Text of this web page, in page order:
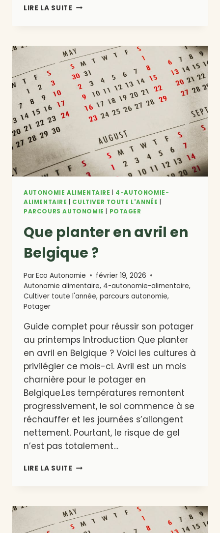
LIRE LA SUITE QUEL
UN
POTAGER
EN
BELGIQUE
AUTONOMIE ALIMENTAIRE
4-AUTONOMIE-
ALIMENTAIRE
CULTIVER TOUTE L'ANNÉE
PARCOURS AUTONOMIE
POTAGER
Que planter en avril en
Belgique ?
ParEco Autonomie
février 19, 2026
Autonomie alimentaire, 4-autonomie-alimentaire,
Cultiver toute l'année, parcours autonomie,
Potager
Guide complet pour réussir son potager
au printemps Introduction Que planter
en avril en Belgique ? Voici les cultures à
privilégier ce mois-ci. Avril est un mois
charnière pour le potager en
Belgique.Les températures remontent
progressivement, le sol commence à se
réchauffer et les journées s’allongent
nettement. Pourtant, le risque de gel
n’est pas totalement…
LIRE LA SUITE QUE
EN
BELGIQUE
?